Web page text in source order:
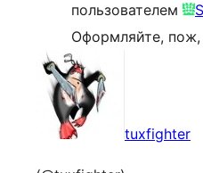
пользователем
Оформляйте, пож,
tuxfighter